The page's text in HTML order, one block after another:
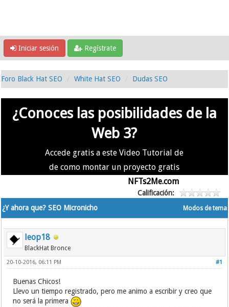
Iniciar sesión Regístrate
Foro Black Hat SEO White Hat SEO Dudas SEO
¿Conoces las posibilidades de la
Web 3?
Accede gratis a este Video Tutorial de
de como montar un proyecto gratis
NFTs2Me.com
Calificación:
Modos de tema
¿Y ahora que? SEO Micronicho
leop18
BlackHat Bronce
#1
20-10-2016, 06:11 PM
Buenas Chicos!
Llevo un tiempo registrado, pero me animo a escribir y creo que
no será la primera